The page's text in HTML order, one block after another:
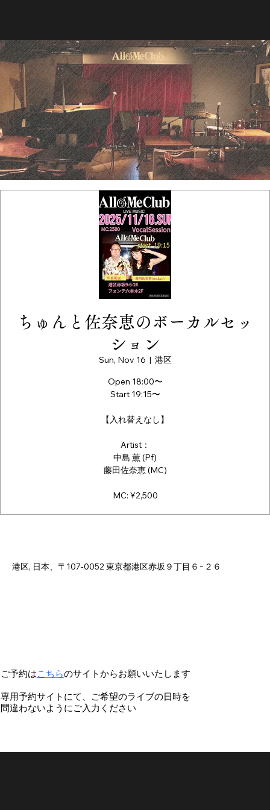
ご予約はこちらのサイトからお願いいたします
専用予約サイトにて、ご希望のライブの日時を
間違わないようにご入力ください
ちゅんと佐奈恵のボーカルセッ
ション
Sun, Nov 16
  |
港区
Open 18:00〜
Start 19:15〜
【入れ替えなし】
Artist：
中島 薫 (Pf)
藤田佐奈恵 (MC)
MC: ¥2,500
港区, 日本、〒107-0052 東京都港区赤坂９丁目６−２６